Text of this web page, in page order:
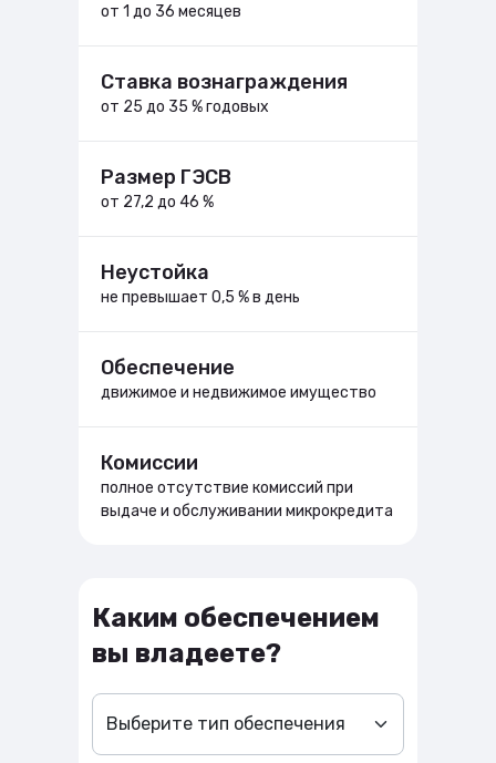
от 1 до 36 месяцев
Ставка вознаграждения
от 25 до 35 % годовых
Размер ГЭСВ
от 27,2 до 46 %
Неустойка
не превышает 0,5 % в день
Обеспечение
движимое и недвижимое имущество
Комиссии
полное отсутствие комиссий при
выдаче и обслуживании микрокредита
Каким обеспечением
вы владеете?